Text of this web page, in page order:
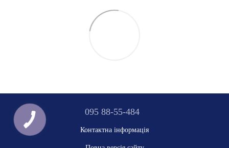
095 88-55-484
Контактна інформація